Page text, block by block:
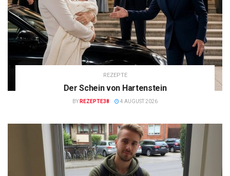
REZEPTE
Der Schein von Hartenstein
BY REZEPTE38 4 AUGUST 2026